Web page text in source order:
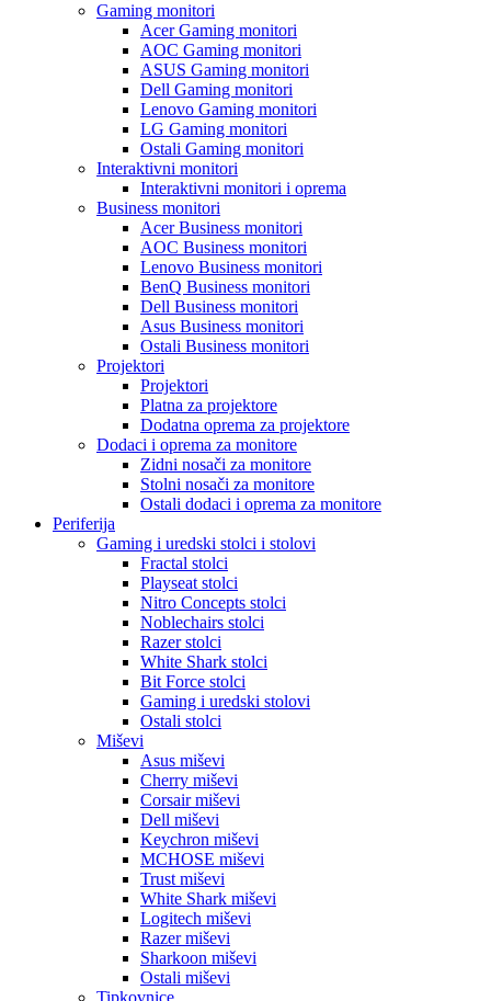
Gaming monitori
Acer Gaming monitori
AOC Gaming monitori
ASUS Gaming monitori
Dell Gaming monitori
Lenovo Gaming monitori
LG Gaming monitori
Ostali Gaming monitori
Interaktivni monitori
Interaktivni monitori i oprema
Business monitori
Acer Business monitori
AOC Business monitori
Lenovo Business monitori
BenQ Business monitori
Dell Business monitori
Asus Business monitori
Ostali Business monitori
Projektori
Projektori
Platna za projektore
Dodatna oprema za projektore
Dodaci i oprema za monitore
Zidni nosači za monitore
Stolni nosači za monitore
Ostali dodaci i oprema za monitore
Periferija
Gaming i uredski stolci i stolovi
Fractal stolci
Playseat stolci
Nitro Concepts stolci
Noblechairs stolci
Razer stolci
White Shark stolci
Bit Force stolci
Gaming i uredski stolovi
Ostali stolci
Miševi
Asus miševi
Cherry miševi
Corsair miševi
Dell miševi
Keychron miševi
MCHOSE miševi
Trust miševi
White Shark miševi
Logitech miševi
Razer miševi
Sharkoon miševi
Ostali miševi
Tipkovnice